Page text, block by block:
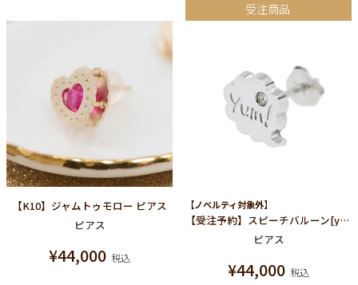
【K10】ジャムトゥモロー ピアス
ピアス
¥44,000 税込
受注商品
【ノベルティ対象外】
【受注予約】スピーチバルーン[yum!] ピアス
ピアス
¥44,000 税込